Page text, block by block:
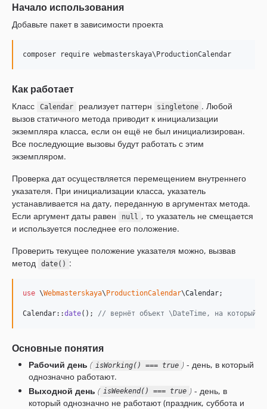
Начало использования
Добавьте пакет в зависимости проекта
composer require webmasterskaya\ProductionCalendar
Как работает
Класс Calendar реализует паттерн singletone . Любой
вызов статичного метода приводит к инициализации
экземпляра класса, если он ещё не был инициализирован.
Все последующие вызовы будут работать с этим
экземпляром.
Проверка дат осуществляется перемещением внутреннего
указателя. При инициализации класса, указатель
устанавливается на дату, переданную в аргументах метода.
Если аргумент даты равен
null , то указатель не смещается
и используется последнее его положение.
Проверить текущее положение указателя можно, вызвав
метод
date() :
use \Webmasterskaya\ ProductionCalendar\Calendar;
Calendar::date(); // вернёт объект \DateTime, на который
Основные понятия
Рабочий день ( isWorking() === true )- день, в который
однозначно работают.
Выходной день ( isWeekend() === true )- день, в
который однозначно не работают (праздник, суббота и